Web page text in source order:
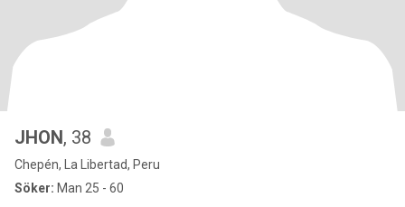
JHON, 38
Chepén, La Libertad, Peru
Söker: Man 25 - 60